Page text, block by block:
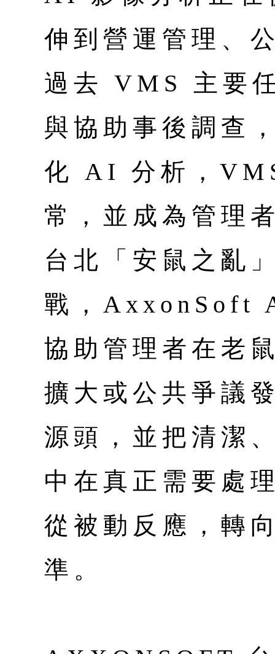
伸到營運管理、
過去 VMS 主要
與協助事後調查
化 AI 分析，
常，並成為管理
台北「安鼠之亂
戰，AxxonSoft
協助管理者在老
擴大或公共爭議
源頭，並把清潔
中在真正需要處
從被動反應，轉
準。